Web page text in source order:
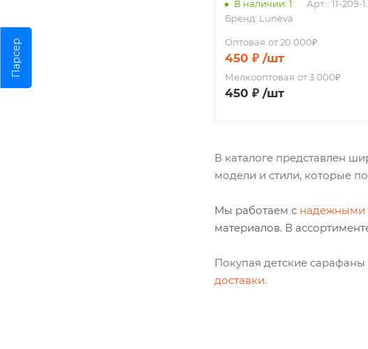
В наличии: 1
Арт. : 11-209-1.
Бренд: Luneva
Оптовая от 20 000₽
450 ₽ /шт
Мелкооптовая от 3 000₽
450 ₽ /шт
Парсер
В каталоге представлен
модели и стили, которые
Мы работаем с надежными
материалов. В
Покупая детские сарафаны
доставки.